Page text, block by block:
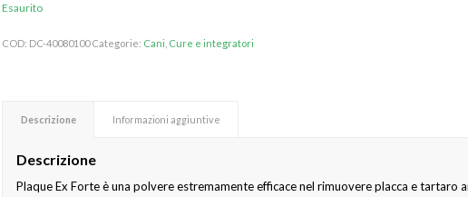
Esaurito
COD: DC-40080100 Categorie: Cani Cure e integratori
Descrizione Informazioni aggiuntive
Descrizione
Plaque Ex Forte è una polvere estremamente efficace nel rimuovere placca e tartaro